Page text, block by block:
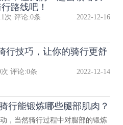
路线吧！
次 评论:0条 2022-12-16
行技巧，让你的骑行更舒
次 评论:0条 2022-12-14
行能锻炼哪些腿部肌肉？
，当然骑行过程中对腿部的锻炼